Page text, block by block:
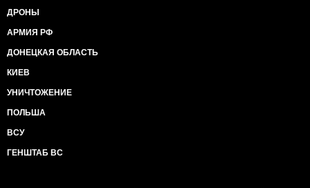
ДРОНЫ
АРМИЯ РФ
ДОНЕЦКАЯ ОБЛАСТЬ
КИЕВ
УНИЧТОЖЕНИЕ
ПОЛЬША
ВСУ
ГЕНШТАБ ВС